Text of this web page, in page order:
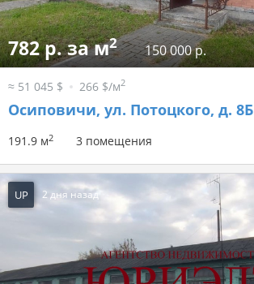
782 р. за м2 150 000 р.
≈ 51 045 $ 266 $/м2
Осиповичи, ул. Потоцкого, д. 8Б
191.9 м2 3 помещения
UP 2 дня назад